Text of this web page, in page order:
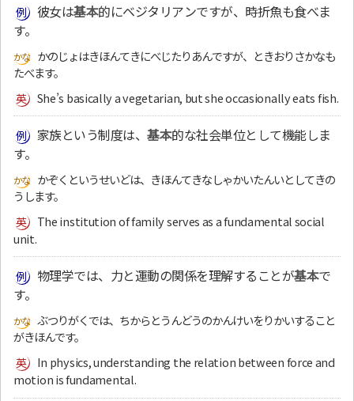
彼女は基本的にベジタリアンですが、時折魚も食べま
す。
かのじょはきほんてきにべじたりあんですが、ときおりさかなも
たべます。
She’s basically a vegetarian, but she occasionally eats fish.
家族という制度は、 基本的な社会単位として機能しま
す。
かぞくというせいどは、きほんてきなしゃかいたんいとしてきの
うします。
The institution of family serves as a fundamental social
unit.
物理学では、力と運動の関係を理解することが基本で
す。
ぶつりがくでは、ちからとうんどうのかんけいをりかいすること
がきほんです。
In physics, understanding the relation between force and
motion is fundamental.